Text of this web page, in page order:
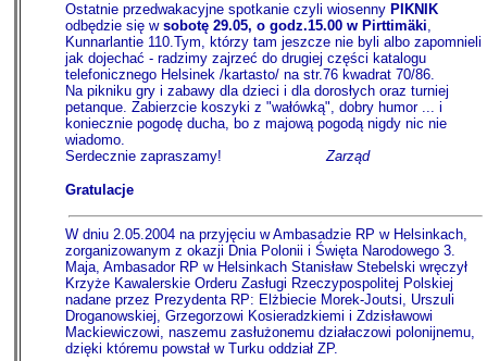
Ostatnie przedwakacyjne spotkanie czyli wiosenny PIKNIK
odbędzie się w sobotę 29.05, o godz.15.00 w Pirttimäki,
Kunnarlantie 110.Tym, którzy tam jeszcze nie byli albo zapomnieli
jak dojechać - radzimy zajrzeć do drugiej części katalogu
telefonicznego Helsinek /kartasto/ na str.76 kwadrat 70/86.
Na pikniku gry i zabawy dla dzieci i dla dorosłych oraz turniej
petanque. Zabierzcie koszyki z "wałówką", dobry humor ... i
koniecznie pogodę ducha, bo z majową pogodą nigdy nic nie
wiadomo.
Serdecznie zapraszamy!
Zarząd
Gratulacje
W dniu 2.05.2004 na przyjęciu w Ambasadzie RP w Helsinkach,
zorganizowanym z okazji Dnia Polonii i Święta Narodowego 3.
Maja, Ambasador RP w Helsinkach Stanisław Stebelski wręczył
Krzyże Kawalerskie Orderu Zasługi Rzeczypospolitej Polskiej
nadane przez Prezydenta RP: Elżbiecie Morek-Joutsi, Urszuli
Droganowskiej, Grzegorzowi Kosieradzkiemi i Zdzisławowi
Mackiewiczowi, naszemu zasłużonemu działaczowi polonijnemu,
dzięki któremu powstał w Turku oddział ZP.